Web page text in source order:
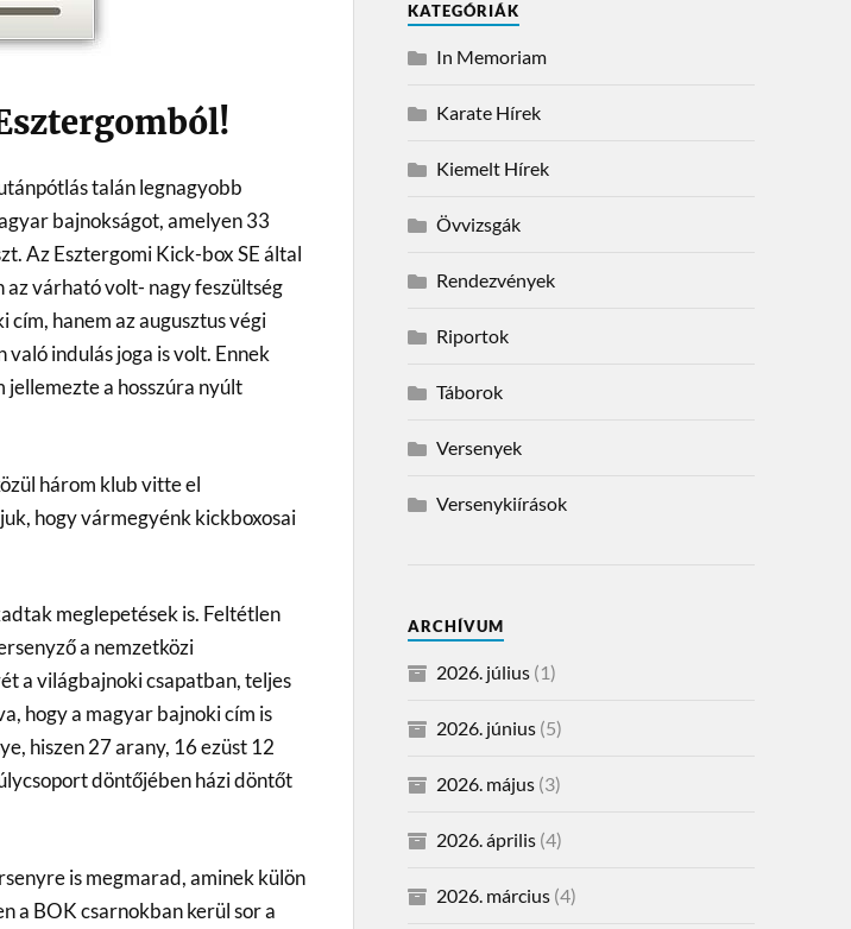
talán legnagyobb
bajnokságot, amelyen 33
Az Esztergomi Kick-box SE által
várható volt- nagy feszültség
cím, hanem az augusztus végi
indulás joga is volt. Ennek
jellemezte a hosszúra nyúlt
három klub vitte el
hogy vármegyénk kickboxosai
meglepetések is. Feltétlen
a nemzetközi
a világbajnoki csapatban, teljes
hogy a magyar bajnoki cím is
hiszen 27 arany, 16 ezüst 12
döntőjében házi döntőt
is megmarad, aminek külön
a BOK csarnokban kerül sor a
KATEGÓRIÁK
In Memoriam
Karate Hírek
Kiemelt Hírek
Övvizsgák
Rendezvények
Riportok
Táborok
Versenyek
Versenykiírások
ARCHÍVUM
2026. július(1)
2026. június(5)
2026. május(3)
2026. április(4)
2026. március(4)